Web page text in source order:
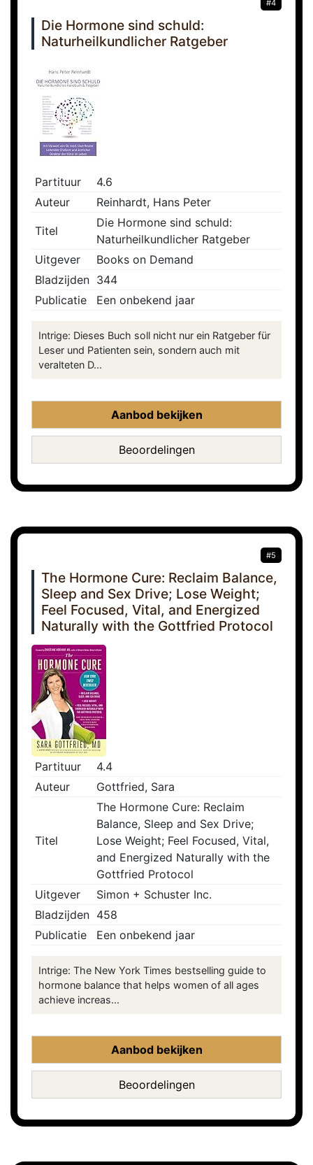
#4
Die Hormone sind schuld:
Naturheilkundlicher Ratgeber
Partituur
4.6
Auteur
Reinhardt, Hans Peter
Titel
Die Hormone sind schuld:
Naturheilkundlicher Ratgeber
Uitgever
Books on Demand
Bladzijden 344
Publicatie
Een onbekend jaar
Intrige: Dieses Buch soll nicht nur ein Ratgeber für
Leser und Patienten sein, sondern auch mit
veralteten D...
Aanbod bekijken
Beoordelingen
#5
The Hormone Cure: Reclaim Balance,
Sleep and Sex Drive; Lose Weight;
Feel Focused, Vital, and Energized
Naturally with the Gottfried Protocol
Partituur
4.4
Auteur
Gottfried, Sara
Titel
The Hormone Cure: Reclaim
Balance, Sleep and Sex Drive;
Lose Weight; Feel Focused, Vital,
and Energized Naturally with the
Gottfried Protocol
Uitgever
Simon + Schuster Inc.
Bladzijden 458
Publicatie
Een onbekend jaar
Intrige: The New York Times bestselling guide to
hormone balance that helps women of all ages
achieve increas...
Aanbod bekijken
Beoordelingen